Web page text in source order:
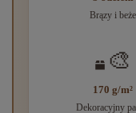
Brązy i beże
🎨
170 g/m²
Dekoracyjny